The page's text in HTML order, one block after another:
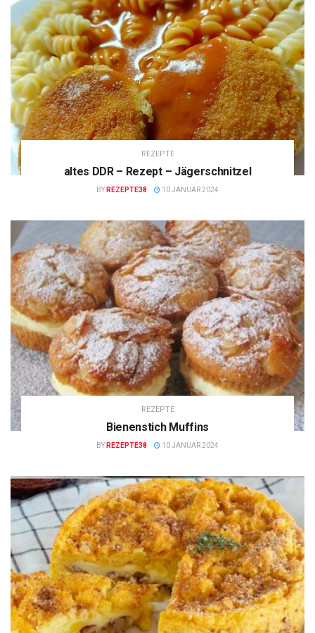
REZEPTE
altes DDR – Rezept – Jägerschnitzel
BY REZEPTE38 10 JANUAR 2024
REZEPTE
Bienenstich Muffins
BY REZEPTE38 10 JANUAR 2024